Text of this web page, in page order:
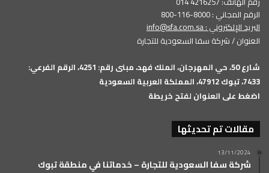
الرقم المجاني : 8000-116-800
البريد الإلكتروني :info@sfa.com.sa
العنوان / شركة سفا السعودية للتجارة
شارع 50، حي المهرجان، الملك فهد، مبنى رقم: 4251، الرقم الفرعي:
7433، تبوك 47912، المملكة العربية السعودية
اضغط على العنوان لفتح خريطة
مقالات تم تحديثها
13/11/2024
شركة سفا السعودية للتجارة – خدماتنا في منطقة تبوك